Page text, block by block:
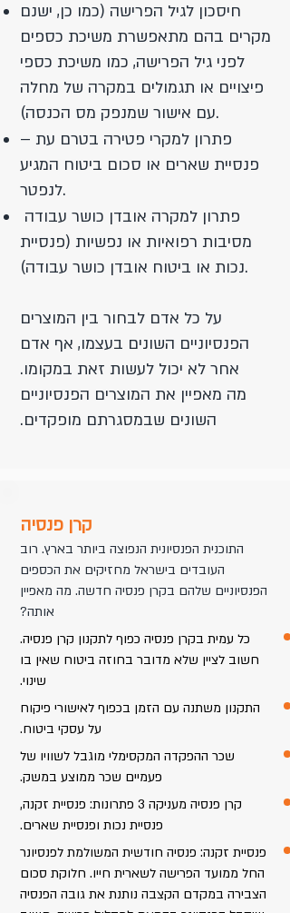
חיסכון לגיל הפרישה (כמו כן, ישנם
מקרים בהם מתאפשרת משיכת כספים
לפני גיל הפרישה, כמו משיכת כספי
פיצויים או תגמולים במקרה של מחלה
עם אישור שמנפק מס הכנסה).
פתרון למקרי פטירה בטרם עת –
פנסיית שארים או סכום ביטוח המגיע
לנפטר.
מסיבות רפואיות או נפשיות (פנסיית
נכות או ביטוח אובדן כושר עבודה).
על כל אדם לבחור בין המוצרים
הפנסיוניים השונים בעצמו, אף אדם
אחר לא יכול לעשות זאת במקומו.
מה מאפיין את המוצרים הפנסיוניים
השונים שבמסגרתם מופקדים.
קרן פנסיה
התוכנית הפנסיונית הנפוצה ביותר בארץ. רוב
העובדים בישראל מחזיקים את הכספים
הפנסיוניים שלהם בקרן פנסיה חדשה. מה מאפיין
אותה?
כל עמית בקרן פנסיה כפוף לתקנון קרן פנסיה.
חשוב לציין שלא מדובר בחוזה ביטוח שאין בו
שינוי.
התקנון משתנה עם הזמן בכפוף לאישורי פיקוח
על עסקי ביטוח.
שכר ההפקדה המקסימלי מוגבל לשוויו של
פעמיים שכר ממוצע במשק.
קרן פנסיה מעניקה 3 פתרונות: פנסיית זקנה,
פנסיית נכות ופנסיית שארים.
פנסיית זקנה: פנסיה חודשית המשולמת לפנסיונר
החל ממועד הפרישה לשארית חייו. חלוקת סכום
הצבירה במקדם הקצבה נותנת את גובה הפנסיה